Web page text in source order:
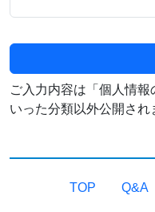
ご入力内容は「個人情
いった分類以外公開され
TOP Q&A